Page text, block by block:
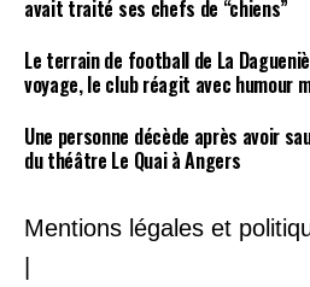
avait traité ses chefs de “chiens”
Le terrain de football de La
voyage, le club réagit avec humour
Une personne décède après avoir
du théâtre Le Quai à Angers
Mentions légales et
|